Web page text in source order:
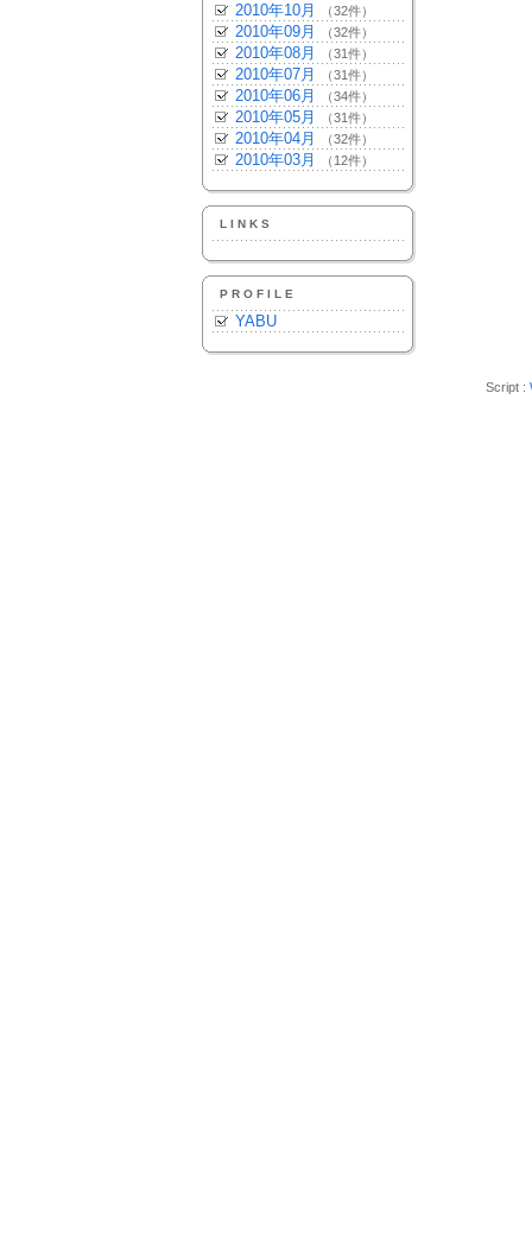
2010年10月 （32件）
2010年09月 （32件）
2010年08月 （31件）
2010年07月 （31件）
2010年06月 （34件）
2010年05月 （31件）
2010年04月 （32件）
2010年03月 （12件）
LINKS
PROFILE
YABU
Script :